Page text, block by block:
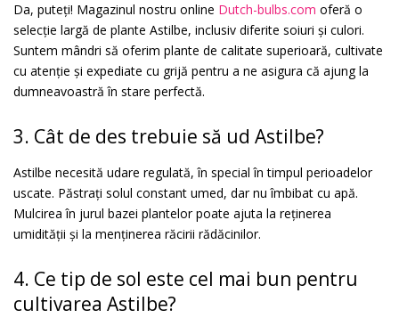
Da, puteți! Magazinul nostru online Dutch-bulbs.com oferă o
selecție largă de plante Astilbe, inclusiv diferite soiuri și culori.
Suntem mândri să oferim plante de calitate superioară, cultivate
cu atenție și expediate cu grijă pentru a ne asigura că ajung la
dumneavoastră în stare perfectă.
3. Cât de des trebuie să ud Astilbe?
Astilbe necesită udare regulată, în special în timpul perioadelor
uscate. Păstrați solul constant umed, dar nu îmbibat cu apă.
Mulcirea în jurul bazei plantelor poate ajuta la reținerea
umidității și la menținerea răcirii rădăcinilor.
4. Ce tip de sol este cel mai bun pentru
cultivarea Astilbe?